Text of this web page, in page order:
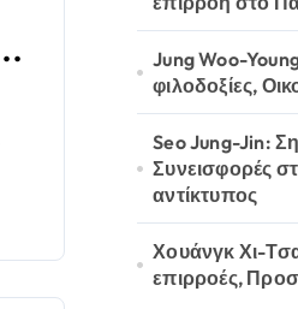
Jung Woo-
φιλοδοξίες,
Seo Jung-Jin:
Συνεισφορές
αντίκτυπος
Χουάνγκ Χι-
επιρροές,